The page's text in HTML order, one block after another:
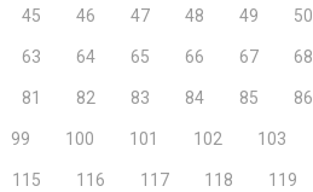
45 46 47 48 49 50
63 64 65 66 67 68
81 82 83 84 85 86
99 100 101 102 103
115 116 117 118 119